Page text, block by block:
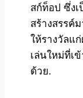
สก์ท็อป ซึ่งเ
สร้างสรรค์
ให้รางวัลแ
เล่นใหม่ที่เ
ด้วย.